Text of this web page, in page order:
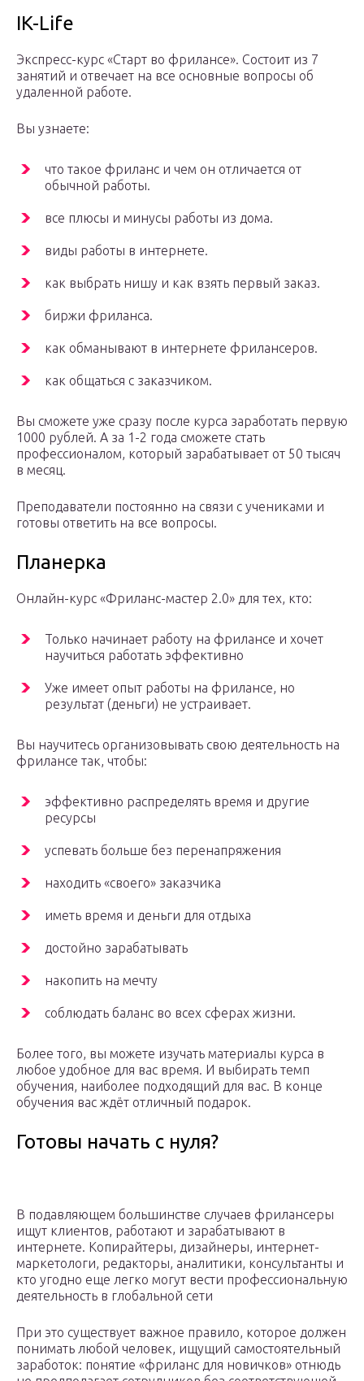
IK-Life
Экспресс-курс «Старт во фрилансе». Состоит из 7
занятий и отвечает на все основные вопросы об
удаленной работе.
Вы узнаете:
что такое фриланс и чем он отличается от
обычной работы.
все плюсы и минусы работы из дома.
виды работы в интернете.
как выбрать нишу и как взять первый заказ.
биржи фриланса.
как обманывают в интернете фрилансеров.
как общаться с заказчиком.
Вы сможете уже сразу после курса заработать первую
1000 рублей. А за 1-2 года сможете стать
профессионалом, который зарабатывает от 50 тысяч
в месяц.
Преподаватели постоянно на связи с учениками и
готовы ответить на все вопросы.
Планерка
Онлайн-курс «Фриланс-мастер 2.0» для тех, кто:
Только начинает работу на фрилансе и хочет
научиться работать эффективно
Уже имеет опыт работы на фрилансе, но
результат (деньги) не устраивает.
Вы научитесь организовывать свою деятельность на
фрилансе так, чтобы:
эффективно распределять время и другие
ресурсы
успевать больше без перенапряжения
находить «своего» заказчика
иметь время и деньги для отдыха
достойно зарабатывать
накопить на мечту
соблюдать баланс во всех сферах жизни.
Более того, вы можете изучать материалы курса в
любое удобное для вас время. И выбирать темп
обучения, наиболее подходящий для вас. В конце
обучения вас ждёт отличный подарок.
Готовы начать с нуля?
В подавляющем большинстве случаев фрилансеры
ищут клиентов, работают и зарабатывают в
интернете. Копирайтеры, дизайнеры, интернет-
маркетологи, редакторы, аналитики, консультанты и
кто угодно еще легко могут вести профессиональную
деятельность в глобальной сети
При это существует важное правило, которое должен
понимать любой человек, ищущий самостоятельный
заработок: понятие «фриланс для новичков» отнюдь